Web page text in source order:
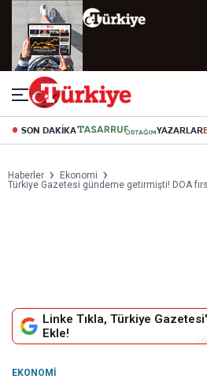
SON DAKİKA YAZARLAR
Haberler
Ekonomi
Türkiye Gazetesi gündeme getirmişti! DOA
Linke Tıkla, Türkiye
Ekle!
EKONOMI